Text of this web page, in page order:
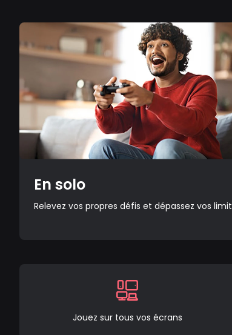
En solo
Relevez vos propres défis et dépassez vos
Jouez sur tous vos écrans